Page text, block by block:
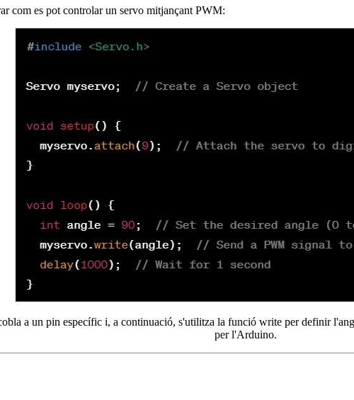
com es pot controlar un servo mitjançant PWM:
a un pin específic i, a continuació, s'utilitza la funció write per definir
per l'Arduino.